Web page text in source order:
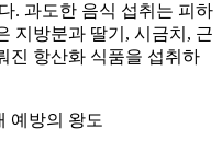
. 과도한 음식 섭취는 피하
지방분과 딸기, 시금치, 근
진 항산화 식품을 섭취하
예방의 왕도